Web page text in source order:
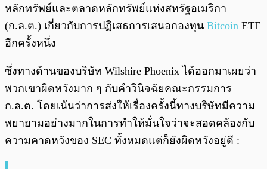
หลักทรัพย์และตลาดหลักทรัพย์แห่งสหรัฐอเมริกา
(ก.ล.ต.) เกี่ยวกับการปฏิเสธการเสนอกองทุน Bitcoin ETF
อีกครั้งหนึ่ง
ซึ่งทางด้านของบริษัท Wilshire Phoenix ได้ออกมาเผยว่า
พวกเขาผิดหวังมาก ๆ กับคำวินิจฉัยคณะกรรมการ
ก.ล.ต. โดยเน้นว่าการส่งให้เรื่องครั้งนี้ทางบริษัทมีความ
พยายามอย่างมากในการทำให้มั่นใจว่าจะสอดคล้องกับ
ความคาดหวังของ SEC ทั้งหมดแต่ก็ยังผิดหวังอยู่ดี :